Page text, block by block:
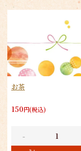
お茶
150円(税込)
-